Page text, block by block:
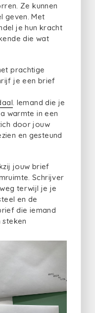
Ze kunnen
geven. Met
je hun kracht
die wat
prachtige
je een brief
. Iemand die je
warmte in een
door jouw
en gesteund
jouw brief
Schrijver
terwijl je je
en de
die iemand